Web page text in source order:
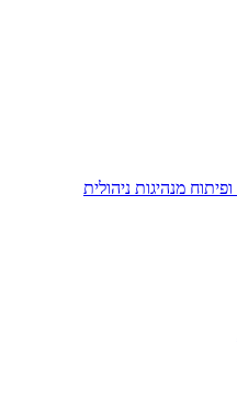
מנהיגות ניהולית